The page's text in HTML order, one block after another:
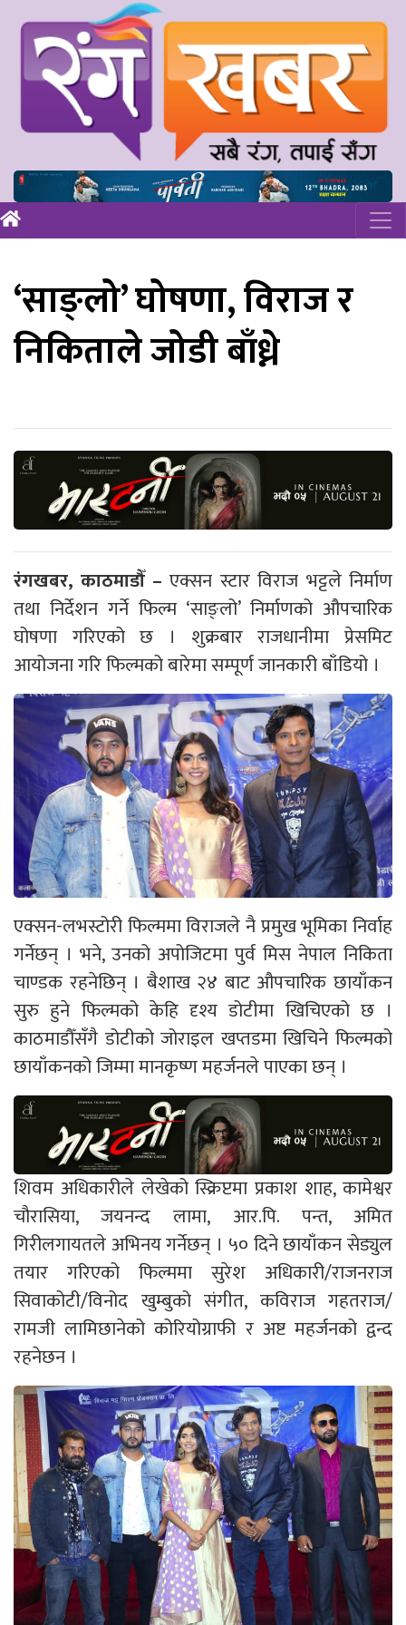
‘साङ्लो’ घोषणा, विराज र
निकिताले जोडी बाँध्ने
रंगखबर, काठमाडौँ – एक्सन स्टार विराज भट्टले निर्माण
तथा निर्देशन गर्ने फिल्म ‘साङ्लो’ निर्माणको औपचारिक
घोषणा गरिएको छ । शुक्रबार राजधानीमा प्रेसमिट
आयोजना गरि फिल्मको बारेमा सम्पूर्ण जानकारी बाँडियो ।
एक्सन-लभस्टोरी फिल्ममा विराजले नै प्रमुख भूमिका निर्वाह
गर्नेछन् । भने, उनको अपोजिटमा पुर्व मिस नेपाल निकिता
चाण्डक रहनेछिन् । बैशाख २४ बाट औपचारिक छायाँकन
सुरु हुने फिल्मको केहि दृश्य डोटीमा खिचिएको छ ।
काठमाडौँसँगै डोटीको जोराइल खप्तडमा खिचिने फिल्मको
छायाँकनको जिम्मा मानकृष्ण महर्जनले पाएका छन् ।
शिवम अधिकारीले लेखेको स्क्रिप्टमा प्रकाश शाह, कामेश्वर
चौरासिया, जयनन्द लामा, आर.पि. पन्त, अमित
गिरीलगायतले अभिनय गर्नेछन् । ५० दिने छायाँकन सेड्युल
तयार गरिएको फिल्ममा सुरेश अधिकारी/राजनराज
सिवाकोटी/विनोद खुम्बुको संगीत, कविराज गहतराज/
रामजी लामिछानेको कोरियोग्राफी र अष्ट महर्जनको द्वन्द
रहनेछन ।